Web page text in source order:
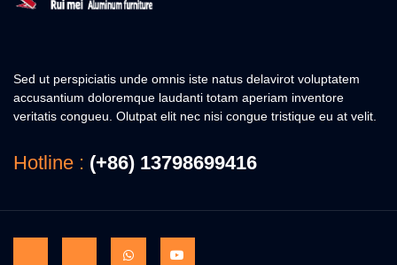
Sed ut perspiciatis unde omnis iste natus delavirot voluptatem
accusantium doloremque laudanti totam aperiam inventore
veritatis congueu. Olutpat elit nec nisi congue tristique eu at velit.
Hotline : (+86) 13798699416